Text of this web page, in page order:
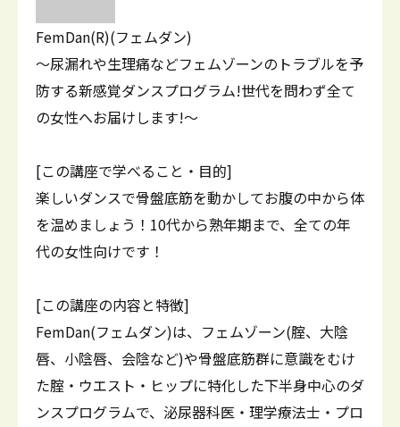
FemDan(R)(フェムダン)
～尿漏れや生理痛などフェムゾーンのトラブルを予
防する新感覚ダンスプログラム!世代を問わず全て
の女性へお届けします!～
[この講座で学べること・目的]
楽しいダンスで骨盤底筋を動かしてお腹の中から体
を温めましょう！10代から熟年期まで、全ての年
代の女性向けです！
[この講座の内容と特徴]
FemDan(フェムダン)は、フェムゾーン(腟、大陰
唇、小陰唇、会陰など)や骨盤底筋群に意識をむけ
た腟・ウエスト・ヒップに特化した下半身中心のダ
ンスプログラムで、泌尿器科医・理学療法士・プロ